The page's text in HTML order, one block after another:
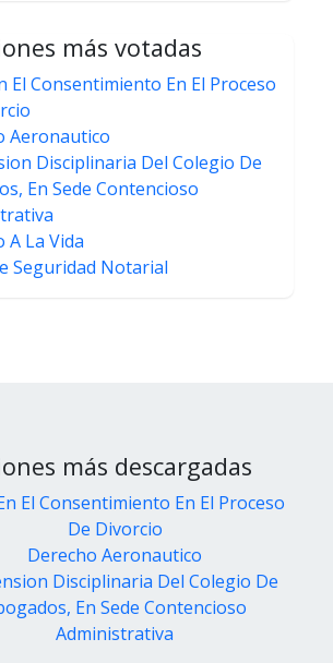
más votadas
El Consentimiento En El Proceso
Aeronautico
Disciplinaria Del Colegio De
En Sede Contencioso
A La Vida
Seguridad Notarial
más descargadas
El Consentimiento En El Proceso
De Divorcio
Derecho Aeronautico
Disciplinaria Del Colegio De
En Sede Contencioso
Administrativa